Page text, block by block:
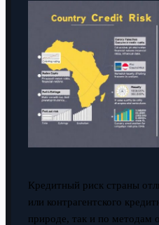
Кредитный риск страны
или контрагентского
природе, так и по методам